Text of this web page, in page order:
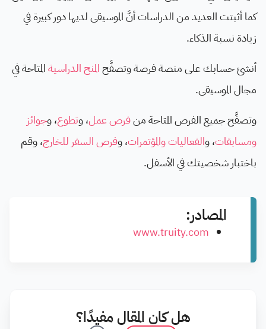
كما أثبتت العديد من الدراسات أنَّ الموسيقى لديها دور كبيرة في
زيادة نسبة الذكاء.
أنشئ حسابك على منصة فرصة وتصفَّحالمنح الدراسيةالمتاحة في
مجال الموسيقى.
وتصفَّح جميع الفرص المتاحة منفرص عمل، وتطوع، وجوائز
ومسابقات، والفعاليات والمؤتمرات، وفرص السفر للخارج، وقم
باختبار شخصيتك في الأسفل.
المصادر:
www.truity.com
هل كان المقال مفيدًا؟